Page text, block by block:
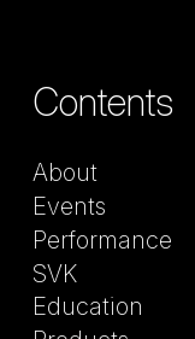
Contents
About
Events
Performance
SVK
Education